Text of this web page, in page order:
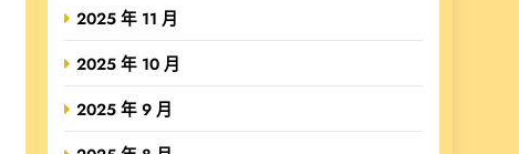
2025 年 11 月
2025 年 10 月
2025 年 9 月